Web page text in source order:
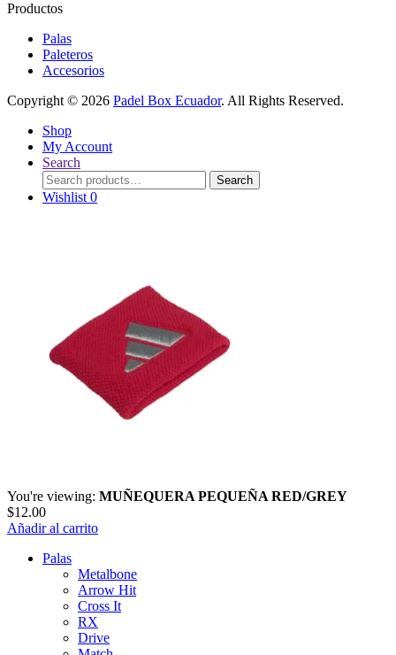
Productos
Palas
Paleteros
Accesorios
Copyright © 2026 Padel Box Ecuador. All Rights Reserved.
Shop
My Account
Search
Search
for:
Search
Wishlist 0
You're viewing: MUÑEQUERA PEQUEÑA RED/GREY
$12.00
Añadir al carrito
Palas
Metalbone
Arrow Hit
Cross It
RX
Drive